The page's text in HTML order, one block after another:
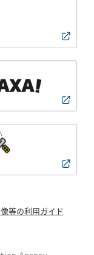
等の利用ガイド